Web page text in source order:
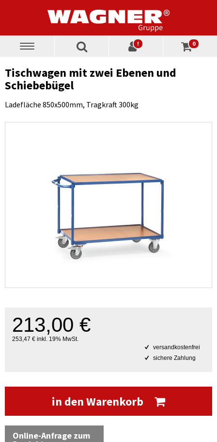
Toggle
! 0
Tischwagen mit zwei Ebenen und
Schiebebügel
Ladefläche 850x500mm, Tragkraft 300kg
213,00 €
253,47 € inkl. 19% MwSt.
versandkostenfrei
sichere Zahlung
in den Warenkorb
Online-Anfrage zum